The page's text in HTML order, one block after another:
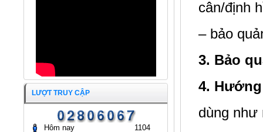
cân/định
– bảo
3. Bảo
4.
dùng như
LƯỢT TRUY CẬP
Hôm nay
1104